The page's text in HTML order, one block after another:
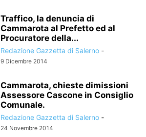
Traffico, la denuncia di
Cammarota al Prefetto ed al
Procuratore della...
Redazione Gazzetta di Salerno -
9 Dicembre 2014
Cammarota, chieste dimissioni
Assessore Cascone in Consiglio
Comunale.
Redazione Gazzetta di Salerno -
24 Novembre 2014